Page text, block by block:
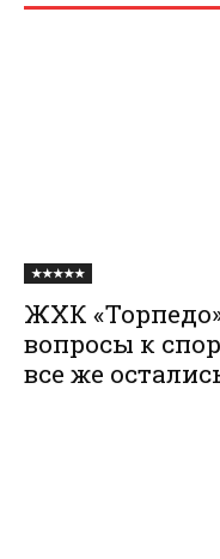
★★★★★
ЖХК
вопросы к
все же